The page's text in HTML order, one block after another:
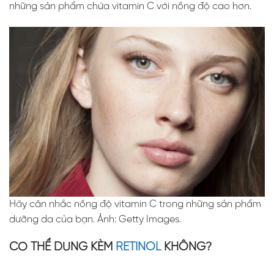
những sản phẩm chứa vitamin C với nồng độ cao hơn.
Hãy cân nhắc nồng độ vitamin C trong những sản phẩm
dưỡng da của bạn. Ảnh: Getty Images.
CÓ THỂ DÙNG KÈM RETINOLKHÔNG?